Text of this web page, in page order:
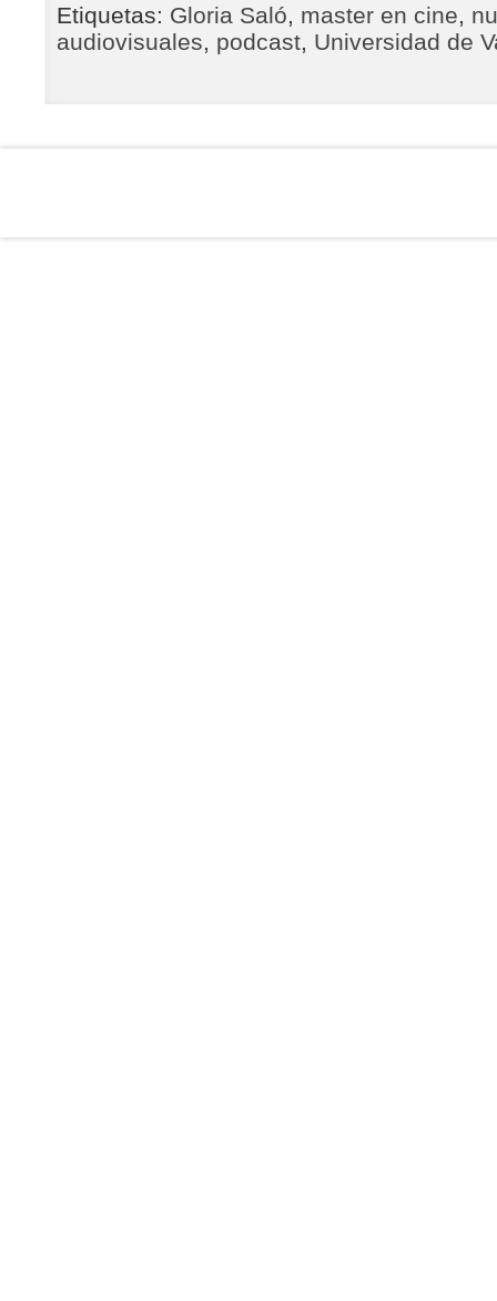
Etiquetas: Gloria Saló, master en cine,
audiovisuales, podcast, Universidad de